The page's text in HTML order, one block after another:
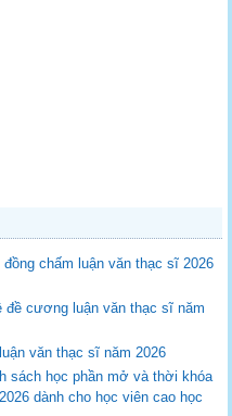
chấm luận văn thạc sĩ 2026
đề cương luận văn thạc sĩ năm
văn thạc sĩ năm 2026
sách học phần mở và thời khóa
dành cho học viên cao học